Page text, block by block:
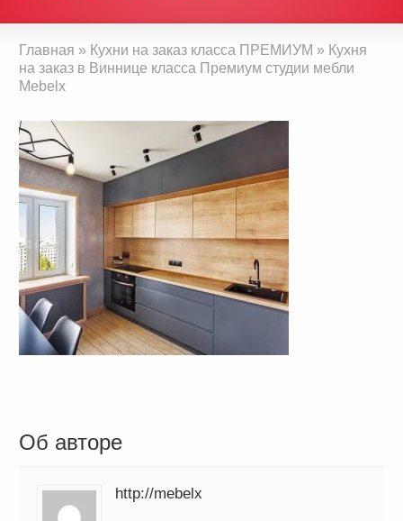
Главная » Кухни на заказ класса ПРЕМИУМ » Кухня
на заказ в Виннице класса Премиум студии мебли
Mebelx
Об авторе
http://mebelx